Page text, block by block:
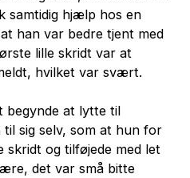
samtidig hjælp hos en
han var bedre tjent med
lille skridt var at
hvilket var svært.
begynde at lytte til
sig selv, som at hun for
skridt og tilføjede med let
det var små bitte